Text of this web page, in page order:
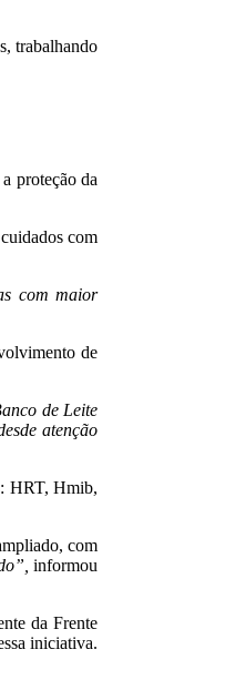
trabalhando
proteção da
com
com maior
de
de Leite
atenção
HRT, Hmib,
com
informou
da Frente
iniciativa.